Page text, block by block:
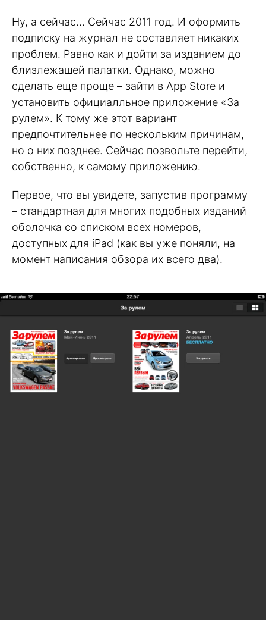
Ну, а сейчас… Сейчас 2011 год. И оформить
подписку на журнал не составляет никаких
проблем. Равно как и дойти за изданием до
близлежашей палатки. Однако, можно
сделать еще проще – зайти в App Store и
установить официалльное приложение «За
рулем». К тому же этот вариант
предпочтительнее по нескольким причинам,
но о них позднее. Сейчас позвольте перейти,
собственно, к самому приложению.
Первое, что вы увидете, запустив программу
– стандартная для многих подобных изданий
оболочка со списком всех номеров,
доступных для iPad (как вы уже поняли, на
момент написания обзора их всего два).